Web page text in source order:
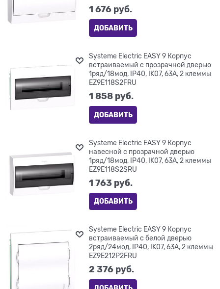
1 676 руб.
ДОБАВИТЬ
Systeme Electric EASY 9 Корпус
встраиваемый с прозрачной дверью
1ряд/18мод, IP40, IK07, 63А, 2 клеммы
EZ9E118S2FRU
1 858 руб.
ДОБАВИТЬ
Systeme Electric EASY 9 Корпус
навесной с прозрачной дверью
1ряд/18мод, IP40, IK07, 63А, 2 клеммы
EZ9E118S2SRU
1 763 руб.
ДОБАВИТЬ
Systeme Electric EASY 9 Корпус
встраиваемый с белой дверью
2ряд/24мод, IP40, IK07, 63А, 2 клеммы
EZ9E212P2FRU
2 376 руб.